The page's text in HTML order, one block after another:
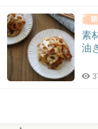
素
油